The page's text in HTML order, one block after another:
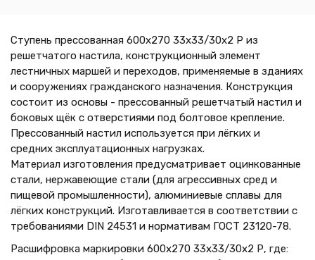
Ступень прессованная 600х270 33х33/30х2 Р из
решетчатого настила, конструкционный элемент
лестничных маршей и переходов, применяемые в зданиях
и сооружениях гражданского назначения. Конструкция
состоит из основы - прессованный решетчатый настил и
боковых щёк с отверстиями под болтовое крепление.
Прессованный настил используется при лёгких и
средних эксплуатационных нагрузках.
Материал изготовления предусматривает оцинкованные
стали, нержавеющие стали (для агрессивных сред и
пищевой промышленности), алюминиевые сплавы для
лёгких конструкций. Изготавливается в соответствии с
требованиями DIN 24531 и нормативам ГОСТ 23120-78.
Расшифровка маркировки 600х270 33х33/30х2 Р, где: